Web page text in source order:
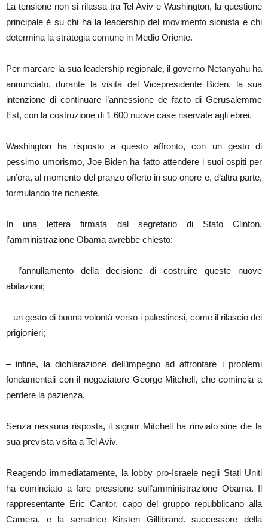
La tensione non si rilassa tra Tel Aviv e Washington, la questione
principale è su chi ha la leadership del movimento sionista e chi
determina la strategia comune in Medio Oriente.
Per marcare la sua leadership regionale, il governo Netanyahu ha
annunciato, durante la visita del Vicepresidente Biden, la sua
intenzione di continuare l’annessione de facto di Gerusalemme
Est, con la costruzione di 1 600 nuove case riservate agli ebrei.
Washington ha risposto a questo affronto, con un gesto di
pessimo umorismo, Joe Biden ha fatto attendere i suoi ospiti per
un’ora, al momento del pranzo offerto in suo onore e, d’altra parte,
formulando tre richieste.
In una lettera firmata dal segretario di Stato Clinton,
l’amministrazione Obama avrebbe chiesto:
– l’annullamento della decisione di costruire queste nuove
abitazioni;
– un gesto di buona volontà verso i palestinesi, come il rilascio dei
prigionieri;
– infine, la dichiarazione dell’impegno ad affrontare i problemi
fondamentali con il negoziatore George Mitchell, che comincia a
perdere la pazienza.
Senza nessuna risposta, il signor Mitchell ha rinviato sine die la
sua prevista visita a Tel Aviv.
Reagendo immediatamente, la lobby pro-Israele negli Stati Uniti
ha cominciato a fare pressione sull’amministrazione Obama. Il
rappresentante Eric Cantor, capo del gruppo repubblicano alla
Camera, e la senatrice Kirsten Gillibrand, successore della